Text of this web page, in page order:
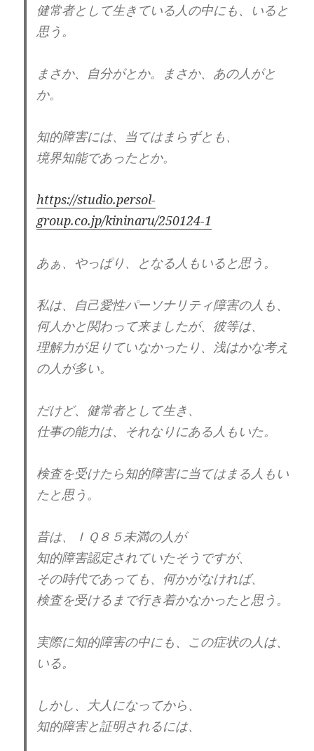
彼等は、自分より弱者が大好物。
そして、攻撃をするのも大好き。
すべてではないにしても、
自己愛度の高い人は、
何らかの依存症になる確率も、
アルコール依存だったり、
人にも依存しますよね。
依存、支配、搾取。
実は、自信がないので、被害者意識が強い。
実は、不安でたまらない。実は、小心者。
自己愛の人は、
人様から嫌われる要素が満載なので、
そんな事の繰り返しで、
疑い深くなる傾向も見受けられます。
自分が無価値である事を
本人も無意識で自覚している。
だから、価値がある自分を演じる。
それ故に、外見、外面、知識、話術など。
それらを素晴らしく見せる事には、長けてい
(全然、長けていない人もいる）
健常者として生きている人の中にも、いると
思う。
まさか、自分がとか。まさか、あの人がと
か。
知的障害には、当てはまらずとも、
境界知能であったとか。
https://studio.persol-
group.co.jp/kininaru/250124-1
あぁ、やっぱり、となる人もいると思う。
私は、自己愛性パーソナリティ障害の人も、
何人かと関わって来ましたが、彼等は、
理解力が足りていなかったり、浅はかな考え
の人が多い。
だけど、健常者として生き、
仕事の能力は、それなりにある人もいた。
検査を受けたら知的障害に当てはまる人もい
たと思う。
昔は、ＩＱ８５未満の人が
知的障害認定されていたそうですが、
その時代であっても、何かがなければ、
検査を受けるまで行き着かなかったと思う。
実際に知的障害の中にも、この症状の人は、
いる。
しかし、大人になってから、
知的障害と証明されるには、